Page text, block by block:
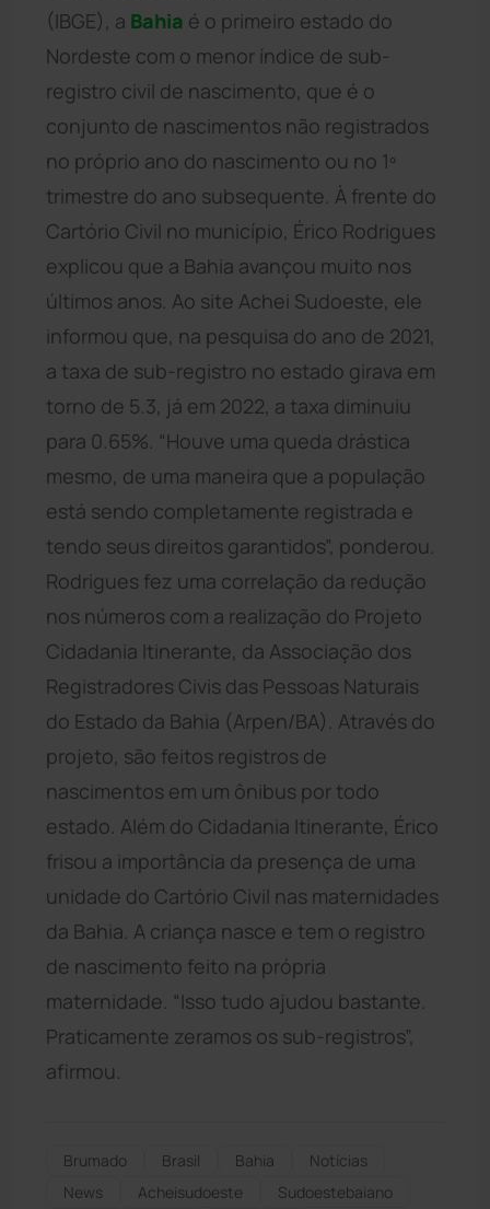
(IBGE), a Bahia é o primeiro estado do
Nordeste com o menor índice de sub-
registro civil de nascimento, que é o
conjunto de nascimentos não registrados
no próprio ano do nascimento ou no 1º
trimestre do ano subsequente. À frente do
Cartório Civil no município, Érico Rodrigues
explicou que a Bahia avançou muito nos
últimos anos. Ao site Achei Sudoeste, ele
informou que, na pesquisa do ano de 2021,
a taxa de sub-registro no estado girava em
torno de 5.3, já em 2022, a taxa diminuiu
para 0.65%. “Houve uma queda drástica
mesmo, de uma maneira que a população
está sendo completamente registrada e
tendo seus direitos garantidos”, ponderou.
Rodrigues fez uma correlação da redução
nos números com a realização do Projeto
Cidadania Itinerante, da Associação dos
Registradores Civis das Pessoas Naturais
do Estado da Bahia (Arpen/BA). Através do
projeto, são feitos registros de
nascimentos em um ônibus por todo
estado. Além do Cidadania Itinerante, Érico
frisou a importância da presença de uma
unidade do Cartório Civil nas maternidades
da Bahia. A criança nasce e tem o registro
de nascimento feito na própria
maternidade. “Isso tudo ajudou bastante.
Praticamente zeramos os sub-registros”,
afirmou.
Brumado Brasil Bahia
Notícias
News
Acheisudoeste Sudoestebaiano